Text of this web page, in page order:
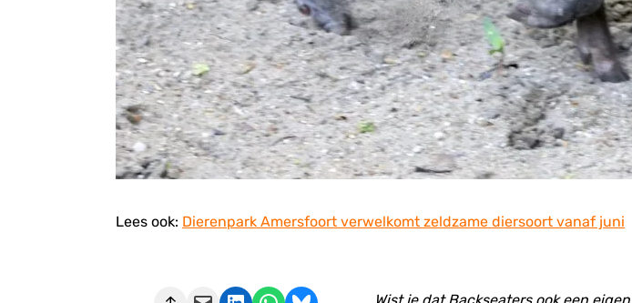
Lees ook: Dierenpark Amersfoort verwelkomt zeldzame diersoort vanaf juni